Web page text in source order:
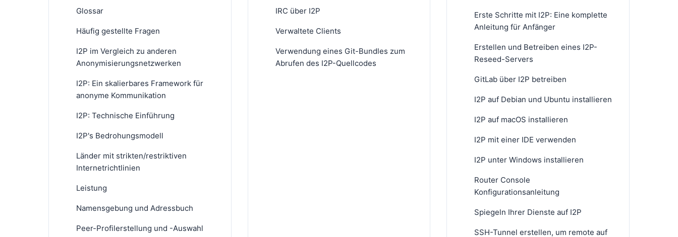
Glossar
Häufig gestellte Fragen
I2P im Vergleich zu anderen
Anonymisierungsnetzwerken
I2P: Ein skalierbares Framework für
anonyme Kommunikation
I2P: Technische Einführung
I2P's Bedrohungsmodell
Länder mit strikten/restriktiven
Internetrichtlinien
Leistung
Namensgebung und Adressbuch
Peer-Profilerstellung und -Auswahl
IRC über I2P
Verwaltete Clients
Verwendung eines Git-Bundles zum
Abrufen des I2P-Quellcodes
Erste Schritte mit I2P: Eine komplette
Anleitung für Anfänger
Erstellen und Betreiben eines I2P-
Reseed-Servers
GitLab über I2P betreiben
I2P auf Debian und Ubuntu installieren
I2P auf macOS installieren
I2P mit einer IDE verwenden
I2P unter Windows installieren
Router Console
Konfigurationsanleitung
Spiegeln Ihrer Dienste auf I2P
SSH-Tunnel erstellen, um remote auf